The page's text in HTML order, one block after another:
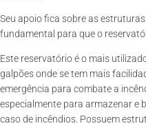
Seu apoio fica sobre as
fundamental para que o
Este reservatório é o mais
galpões onde se tem mais
emergência para combate a
especialmente para armazenar e
caso de incêndios. Possuem